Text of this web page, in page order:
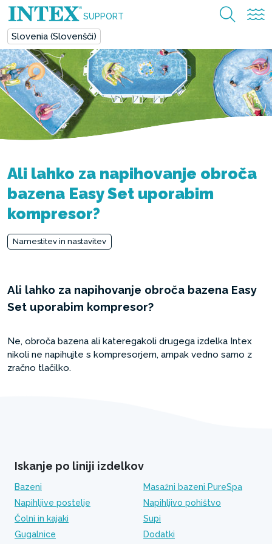
SUPPORT
Slovenia (Slovenšči)
Ali lahko za napihovanje obroča
bazena Easy Set uporabim
kompresor?
Namestitev in nastavitev
Ali lahko za napihovanje obroča bazena Easy
Set uporabim kompresor?
Ne, obroča bazena ali kateregakoli drugega izdelka Intex
nikoli ne napihujte s kompresorjem, ampak vedno samo z
zračno tlačilko.
Iskanje po liniji izdelkov
Bazeni
Masažni bazeni PureSpa
Napihljive postelje
Napihljivo pohištvo
Čolni in kajaki
Supi
Gugalnice
Dodatki